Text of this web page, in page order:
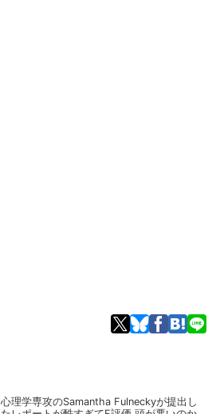
心理学専攻のSamantha Fulneckyが提出し